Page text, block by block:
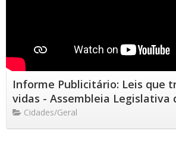
Informe Publicitário: Leis que
vidas - Assembleia Legislativa
Cidades/Geral